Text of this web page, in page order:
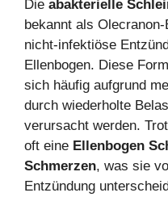
Die abakterielle
bekannt als
nicht-infektiöse
Ellenbogen. Diese
sich häufig aufgrund
durch wiederholte
verursacht werden.
oft eine Ellenbogen
Schmerzen, was sie
Entzündung